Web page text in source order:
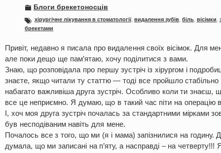
Блоги брекетоносців
хірургічне лікування в стоматології, видалення зубів біль вісімки
брекетами
Привіт, недавно я писала про видалення своїх вісімок. Для
але поки дещо ще пам’ятаю, хочу поділитися з вами.
Знаю, що розповідала про першу зустріч із хірургом і
знаєте, якщо читали ту статтю — тоді все пройшло стабільно
набагато важливіша друга зустріч. Особливо коли ти знаєш,
все це неприємно. Я думаю, що в такий час піти на операцію
І, хоч моя друга зустріч почалась за стандартними мірками
був несподіваним навіть для мене.
Почалось все з того, що ми (я і мама) запізнилися на годину.
думала, що ми записані на п’яту, а насправді – на четверту!!!